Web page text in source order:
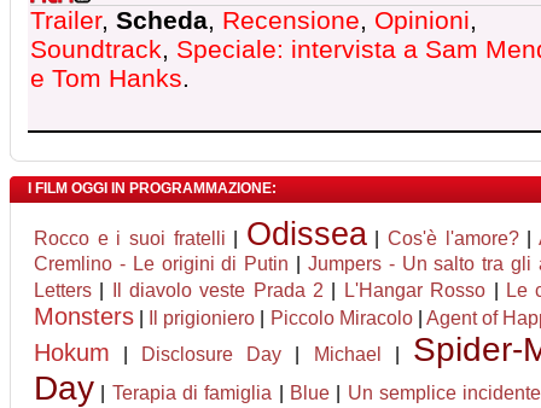
Trailer, Scheda, Recensione, Opinioni,
Soundtrack, Speciale: intervista a Sam
e Tom Hanks.
I FILM OGGI IN PROGRAMMAZIONE:
Rocco e i suoi fratelli Odissea| Cos'è l'amore?|
Cremlino - Le origini di Putin
Jumpers - Un salto tra gli
Letters
Il diavolo veste Prada 2 L'Hangar Rosso Le
Monsters Il prigioniero Piccolo Miracolo| Agent of
Hokum Disclosure Day Michael
Spider-
Day
Terapia di famiglia Blue| Un semplice incidente